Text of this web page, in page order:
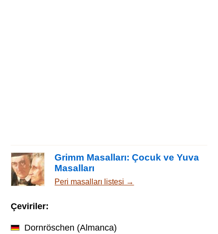
Grimm Masalları: Çocuk ve Yuva
Masalları
Peri masalları listesi →
Çeviriler:
Dornröschen (Almanca)